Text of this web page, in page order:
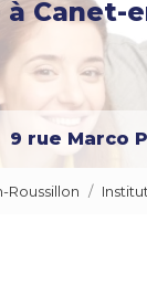
à Canet-
9 rue Marco
Roussillon